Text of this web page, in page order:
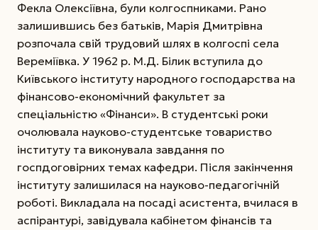
Фекла Олексіївна, були колгоспниками. Рано
залишившись без батьків, Марія Дмитрівна
розпочала свій трудовий шлях в колгоспі села
Вереміївка. У 1962 р. М.Д. Білик вступила до
Київського інституту народного господарства на
фінансово-економічний факультет за
спеціальністю «Фінанси». В студентські роки
очолювала науково-студентське товариство
інституту та виконувала завдання по
госпдоговірних темах кафедри. Після закінчення
інституту залишилася на науково-педагогічній
роботі. Викладала на посаді асистента, вчилася в
аспірантурі, завідувала кабінетом фінансів та